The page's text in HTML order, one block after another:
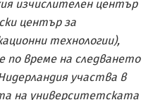
изчислителен център
център за
технологии),
време на следването
участва в
на университетската